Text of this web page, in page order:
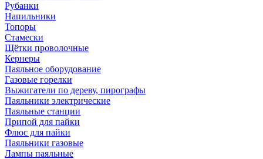
Рубанки
Напильники
Топоры
Стамески
Щётки проволочные
Кернеры
Паяльное оборудование
Газовые горелки
Выжигатели по дереву, пирографы
Паяльники электрические
Паяльные станции
Припой для пайки
Флюс для пайки
Паяльники газовые
Лампы паяльные